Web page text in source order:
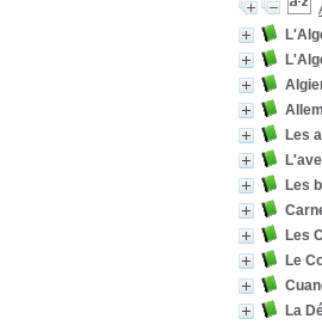
Les
Les
Les
Le
La